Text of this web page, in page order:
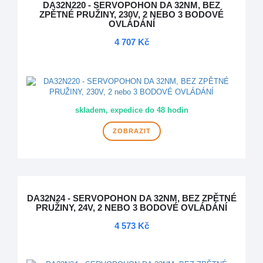
DA32N220 - SERVOPOHON DA 32NM, BEZ
ZPĚTNÉ PRUŽINY, 230V, 2 NEBO 3 BODOVÉ
OVLÁDÁNÍ
4 707 Kč
skladem, expedice do 48 hodin
ZOBRAZIT
DA32N24 - SERVOPOHON DA 32NM, BEZ ZPĚTNÉ
PRUŽINY, 24V, 2 NEBO 3 BODOVÉ OVLÁDÁNÍ
4 573 Kč